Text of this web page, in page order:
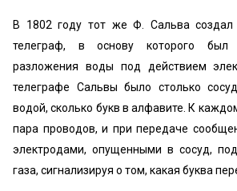
В 1802 году тот же Ф. Сальва создал
телеграф, в основу которого был
разложения воды под действием
телеграфе Сальвы было столько
водой, сколько букв в алфавите. К
пара проводов, и при передаче
электродами, опущенными в сосуд,
газа, сигнализируя о том, какая буква